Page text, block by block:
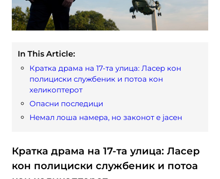
In This Article:
Кратка драма на 17-та улица: Ласер кон
полициски службеник и потоа кон
хеликоптерот
Опасни последици
Немал лоша намера, но законот е јасен
Кратка драма на 17-та улица: Ласер
кон полициски службеник и потоа